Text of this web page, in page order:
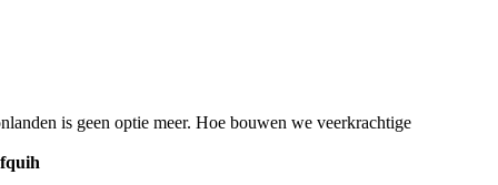
is geen optie meer. Hoe bouwen we veerkrachtige